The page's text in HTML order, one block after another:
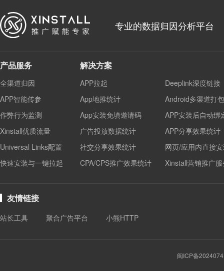
专业的数据归因分析平台
产品服务
全渠道归因
APP智能传参
作弊行为监测
Xinstall优质流量
Universal Links配置
快速安装与一键拉起
解决方案
APP拉起
Deeplink深度链接
App地推统计
Android多渠道打包
App安装免填邀请码
APP安装后自动绑
广告投放数据统计
APP分享效果统计
社交分享效果统计
网页/应用内直接
CPA/CPS推广效果统计
Xinstall营销推广
友情链接
站长工具 聚合广告平台 小熊HTTP
闽ICP备